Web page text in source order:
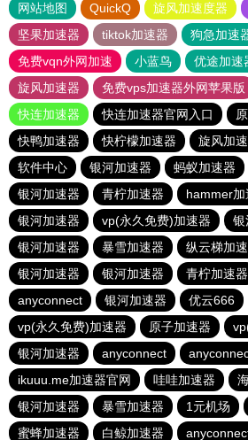
网站地图 QuickQ 旋风加速度器
坚果加速器
tiktok加速器
狗急加速
免费vqn外网加速
小蓝鸟 优途加速
旋风加速器
免费vps加速器外网苹果版
快连加速器
快连加速器官网入口
快鸭加速器
快柠檬加速器 旋风加
软件中心
银河加速器 蚂蚁加速器
银河加速器
青柠加速器 hammer加
银河加速器
vp(永久免费)加速器
银
银河加速器
暴雪加速器 纵云梯加
银河加速器
银河加速器 青柠加速器
anyconnect
银河加速器 优云666
vp(永久免费)加速器
原子加速器
银河加速器
anyconnect
ikuuu.me加速器官网
哇哇加速器
银河加速器
暴雪加速器 1元机场
蜜蜂加速器
白鲸加速器